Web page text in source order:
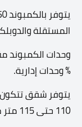
المستقلة
% وحدات إدارية.
يتوفر شقق
110 حتى 115 متر مربع.